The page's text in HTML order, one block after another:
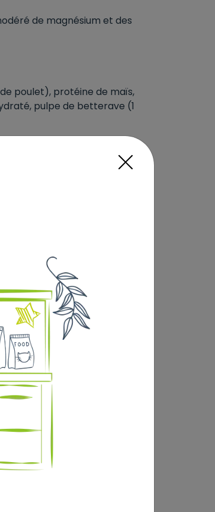
de magnésium et des
poulet), protéine de maïs,
pulpe de betterave (1